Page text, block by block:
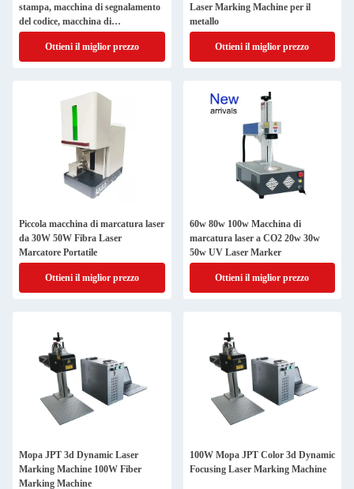
stampa, macchina di segnalamento
del codice, macchina di
segnalamento del metallo in acciaio
Ottieni il miglior prezzo
Laser Marking Machine per il
metallo
Ottieni il miglior prezzo
Piccola macchina di marcatura laser
da 30W 50W Fibra Laser
Marcatore Portatile
Ottieni il miglior prezzo
60w 80w 100w Macchina di
marcatura laser a CO2 20w 30w
50w UV Laser Marker
Ottieni il miglior prezzo
Mopa JPT 3d Dynamic Laser
Marking Machine 100W Fiber
Marking Machine
100W Mopa JPT Color 3d Dynamic
Focusing Laser Marking Machine